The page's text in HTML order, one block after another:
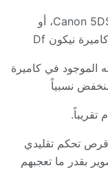
، أو
نيكون
الموجود في كاميرة
نسبياً
تقريباً.
قرص تحكم تقليدي
بقدر ما تعجبهم